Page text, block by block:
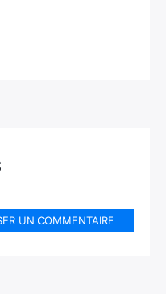
UN COMMENTAIRE